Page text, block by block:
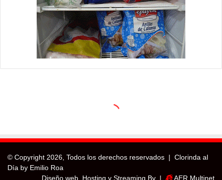
© Copyright 2026, Todos los derechos reservados | Clorinda al
Día by Emilio Roa
Diseño web, Hosting y Streaming By |
AER Multinet